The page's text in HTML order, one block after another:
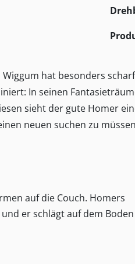
Wiggum hat besonders
In seinen
sieht der gute Homer
neuen suchen zu
auf die Couch. Homers
er schlägt auf dem Boden